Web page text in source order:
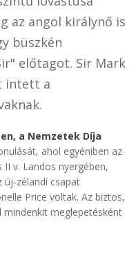
az angol királynő is
büszkén
előtagot. Sir Mark
intett a
a Nemzetek Díja
ahol egyéniben az
v. Landos nyergében,
új-zélandi csapat
Price voltak. Az biztos,
meglepetésként